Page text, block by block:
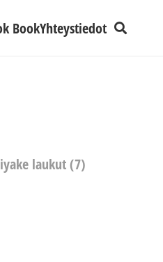
BookYhteystiedot
laukut(7)